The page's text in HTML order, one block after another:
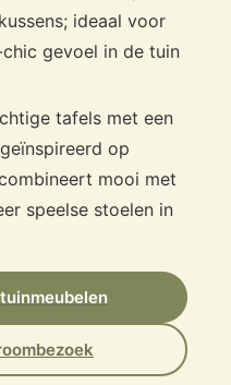
ideaal voor
gevoel in de tuin
tafels met een
op
mooi met
speelse stoelen in